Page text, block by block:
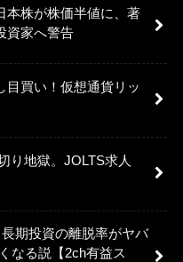
本株が株価半値に、著
資家へ警告
目買い！仮想通貨リッ
り地獄。JOLTS求人
長期投資の離脱率がヤバ
なる説【2ch有益ス